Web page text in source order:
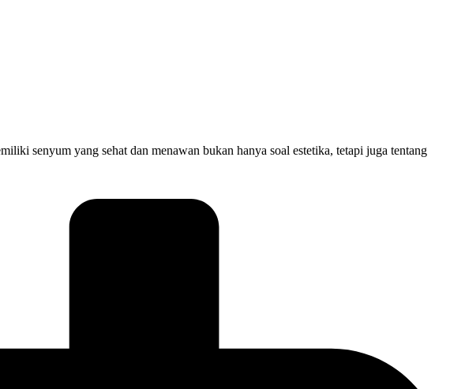
senyum yang sehat dan menawan bukan hanya soal estetika, tetapi juga tentang